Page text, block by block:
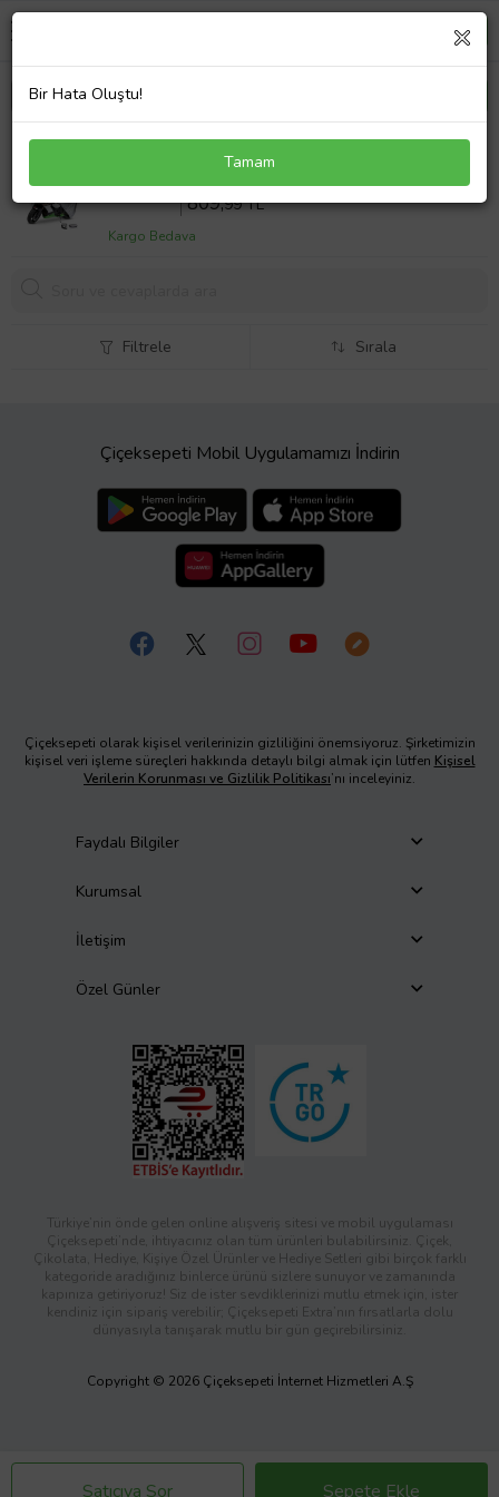
Tgb 101s 50cc Arka Çanta Uyumlu Eko Branda
Motor Ekonomik Koruma Gri
Sepette %10 İndirim
809,99 TL
Kargo Bedava
Satıcıya Sor Sepete Ekle
Filtrele Sırala
Çiçeksepeti Mobil Uygulamamızı İndirin
Çiçeksepeti olarak kişisel verilerinizin gizliliğini önemsiyoruz. Şirketimizin
kişisel veri işleme süreçleri hakkında detaylı bilgi almak için lütfen Kişisel
Verilerin Korunması ve Gizlilik Politikası’nı inceleyiniz.
Faydalı Bilgiler
Kurumsal
İletişim
Özel Günler
Türkiye’nin önde gelen online alışveriş sitesi ve mobil uygulaması
Çiçeksepeti’nde, ihtiyacınız olan tüm ürünleri bulabilirsiniz. Çiçek,
Çikolata, Hediye, Kişiye Özel Ürünler ve Hediye Setleri gibi birçok farklı
kategoride aradığınız binlerce ürünü sizlere sunuyor ve zamanında
kapınıza getiriyoruz! Siz de ister sevdiklerinizi mutlu etmek için, ister
kendiniz için sipariş verebilir; Çiçeksepeti Extra’nın fırsatlarla dolu
dünyasıyla tanışarak mutlu bir gün geçirebilirsiniz.
Copyright © 2026 Çiçeksepeti İnternet Hizmetleri A.Ş
Bir Hata Oluştu!
Tamam